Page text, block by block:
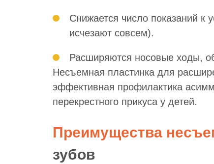
Снижается число показаний к
исчезают совсем).
Расширяются носовые ходы,
Несъемная пластинка для
эффективная профилактика
перекрестного прикуса у детей.
Преимущества
зубов